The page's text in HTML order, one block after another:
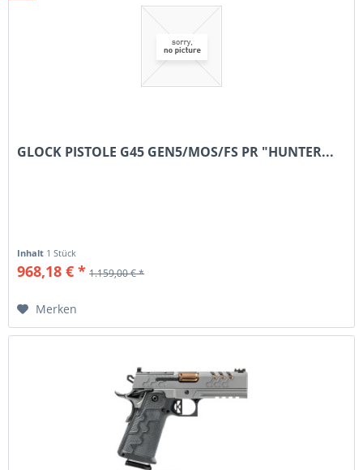
GLOCK PISTOLE G45 GEN5/MOS/FS PR "HUNTER...
Inhalt 1 Stück
968,18 € * 1.159,00 € *
Merken